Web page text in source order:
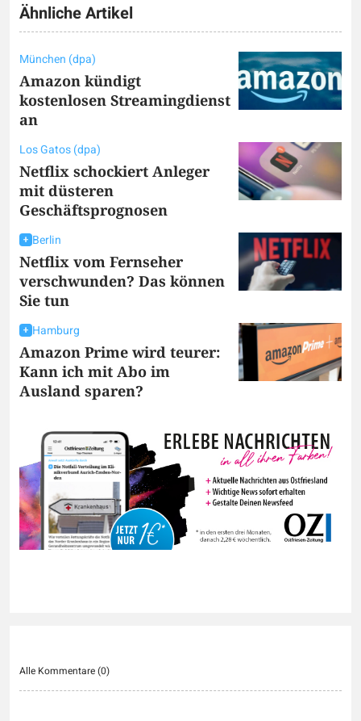
Ähnliche Artikel
München (dpa)
Amazon kündigt
kostenlosen Streamingdienst
an
Los Gatos (dpa)
Netflix schockiert Anleger
mit düsteren
Geschäftsprognosen
Berlin
Netflix vom Fernseher
verschwunden? Das können
Sie tun
Hamburg
Amazon Prime wird teurer:
Kann ich mit Abo im
Ausland sparen?
Alle Kommentare (0)